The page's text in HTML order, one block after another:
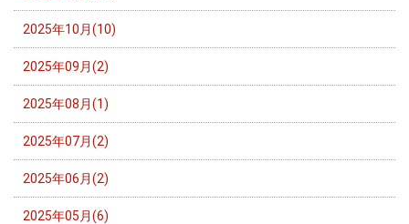
2025年10月(10)
2025年09月(2)
2025年08月(1)
2025年07月(2)
2025年06月(2)
2025年05月(6)